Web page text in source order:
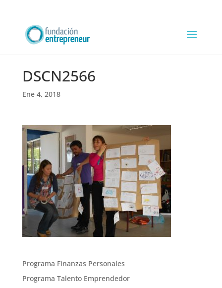
DSCN2566
Ene 4, 2018
Programa Finanzas Personales
Programa Talento Emprendedor